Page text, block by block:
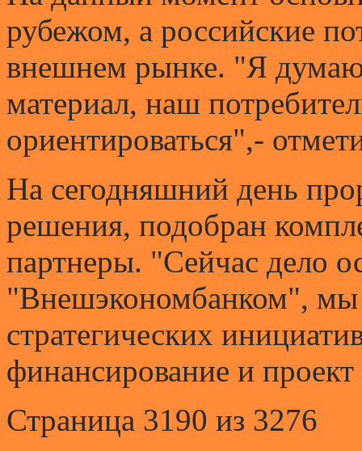
рубежом, а российские
внешнем рынке. "Я
материал, наш
ориентироваться",-
На сегодняшний день
решения, подобран
партнеры. "Сейчас дело
"Внешэкономбанком", мы
стратегических
финансирование и
Страница 3190 из 3276